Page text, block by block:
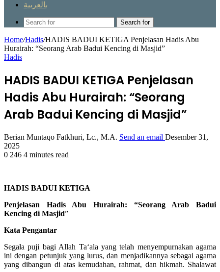
بالعربية
Search for
Home/Hadis/HADIS BADUI KETIGA Penjelasan Hadis Abu
Hurairah: “Seorang Arab Badui Kencing di Masjid”
Hadis
HADIS BADUI KETIGA Penjelasan
Hadis Abu Hurairah: “Seorang
Arab Badui Kencing di Masjid”
Berian Muntaqo Fatkhuri, Lc., M.A. Send an email Desember 31,
2025
0 246 4 minutes read
HADIS BADUI KETIGA
Penjelasan Hadis Abu Hurairah: “Seorang Arab Badui
Kencing di Masjid”
Kata Pengantar
Segala puji bagi Allah Ta‘ala yang telah menyempurnakan agama
ini dengan petunjuk yang lurus, dan menjadikannya sebagai agama
yang dibangun di atas kemudahan, rahmat, dan hikmah. Shalawat